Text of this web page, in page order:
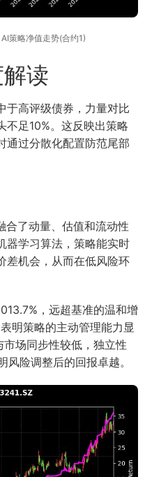
策略净值走势(合约1)
读
于高评级债券，力量对比
不足10%。这反映出策略
通过分散化配置防范尾部
合了动量、估值和流动性
器学习算法，策略能实时
差机会，从而在低风险环
，远超基准的温和增
明策略的主动管理能力显
场同步性较低，独立性
风险调整后的回报卓越。